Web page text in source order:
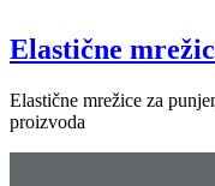
Elastične
Elastične mrežice za
proizvoda